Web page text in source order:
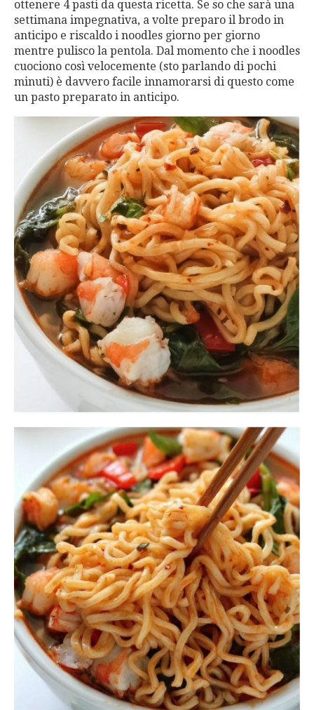
ottenere 4 pasti da questa ricetta. Se so che sarà una
settimana impegnativa, a volte preparo il brodo in
anticipo e riscaldo i noodles giorno per giorno
mentre pulisco la pentola. Dal momento che i noodles
cuociono così velocemente (sto parlando di pochi
minuti) è davvero facile innamorarsi di questo come
un pasto preparato in anticipo.